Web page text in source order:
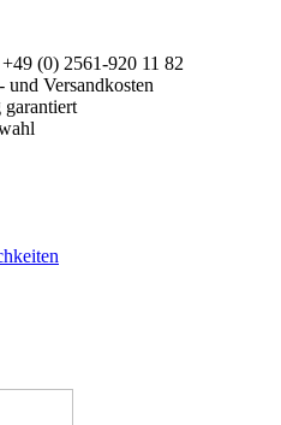
(0) 2561-920 11 82
und Versandkosten